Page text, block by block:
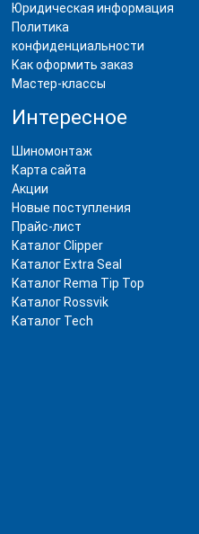
Юридическая информация
Политика
конфиденциальности
Как оформить заказ
Мастер-классы
Интересное
Шиномонтаж
Карта сайта
Акции
Новые поступления
Прайс-лист
Каталог Clipper
Каталог Extra Seal
Каталог Rema Tip Top
Каталог Rossvik
Каталог Tech